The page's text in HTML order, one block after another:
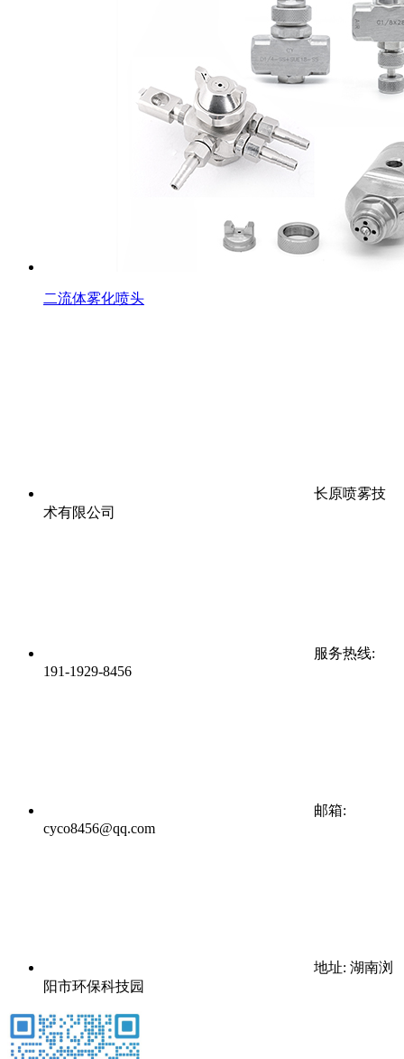
二流体雾化喷头
长原喷雾技
术有限公司
服务热线:
191-1929-8456
邮箱:
cyco8456@qq.com
地址: 湖南浏
阳市环保科技园